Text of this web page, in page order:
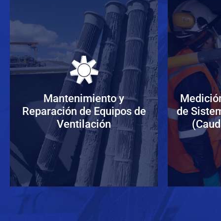
Mantenimiento y
Reparación de Equipos de
Ventilación
de
limpieza
prueba
de